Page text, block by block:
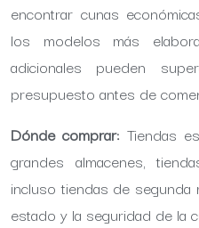
encontrar cunas
los modelos más
adicionales pueden
presupuesto antes de
Dónde comprar: Tiendas
grandes almacenes,
incluso tiendas de
estado y la seguridad de la